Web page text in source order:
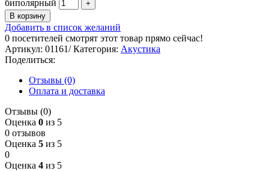
биполярный
В корзину
Добавить в список желаний
0 посетителей смотрят этот товар прямо сейчас!
Артикул: 01161/Категория: Акустика
Поделиться:
Отзывы (0)
Оплата и доставка
Отзывы (0)
Оценка 0 из 5
0 отзывов
Оценка 5 из 5
0
Оценка 4 из 5